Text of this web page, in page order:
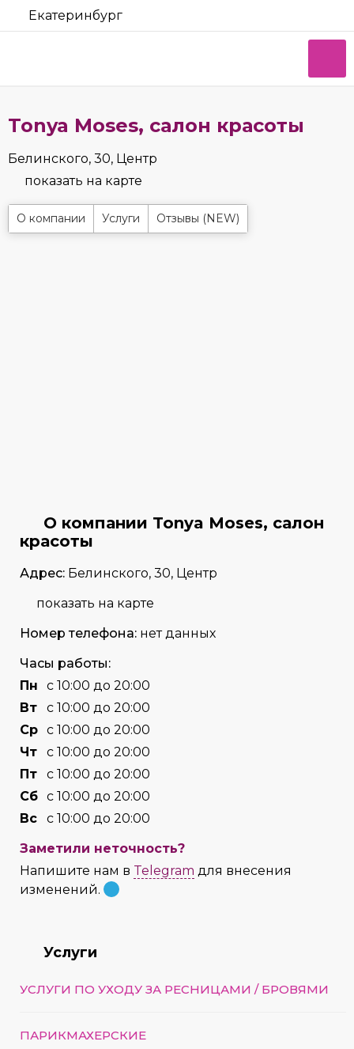
Екатеринбург
Tonya Moses, салон красоты
Белинского, 30, Центр
показать на карте
О компании Услуги Отзывы (NEW)
О компании Tonya Moses, салон
красоты
Адрес: Белинского, 30, Центр
показать на карте
Номер телефона: нет данных
Часы работы:
Пн
с 10:00 до 20:00
Вт
с 10:00 до 20:00
Cр с 10:00 до 20:00
Чт
с 10:00 до 20:00
Пт
с 10:00 до 20:00
Сб с 10:00 до 20:00
Вс
с 10:00 до 20:00
Заметили неточность?
Напишите нам в Telegram для внесения
изменений.
Услуги
УСЛУГИ ПО УХОДУ ЗА РЕСНИЦАМИ / БРОВЯМИ
ПАРИКМАХЕРСКИЕ